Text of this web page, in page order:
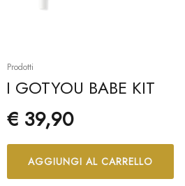
Prodotti
I GOTYOU BABE KIT
€ 39,90
AGGIUNGI AL CARRELLO